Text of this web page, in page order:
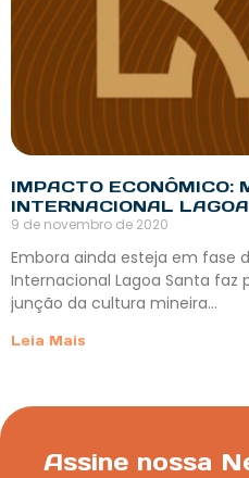
IMPACTO ECONÔMICO:
INTERNACIONAL
9 de novembro de 2020
Embora ainda esteja em fase
Internacional Lagoa Santa
junção da cultura mineira…
Leia Mais
Assine nossa